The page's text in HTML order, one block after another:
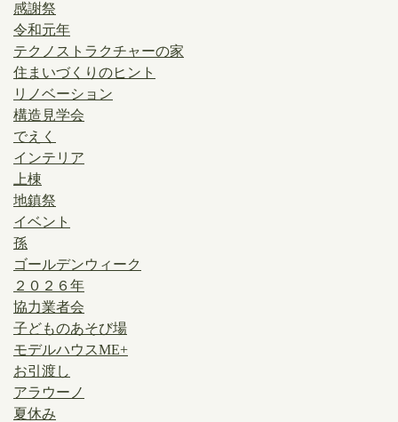
感謝祭
令和元年
テクノストラクチャーの家
住まいづくりのヒント
リノベーション
構造見学会
でえく
インテリア
上棟
地鎮祭
イベント
孫
ゴールデンウィーク
２０２６年
協力業者会
子どものあそび場
モデルハウスME+
お引渡し
アラウーノ
夏休み